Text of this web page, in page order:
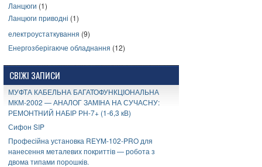
Ланцюги (1)
Ланцюги приводні (1)
електроустаткування (9)
Енергозберігаюче обладнання (12)
СВІЖІ ЗАПИСИ
МУФТА КАБЕЛЬНА БАГАТОФУНКЦІОНАЛЬНА
МКМ-2002 — АНАЛОГ ЗАМІНА НА СУЧАСНУ:
РЕМОНТНИЙ НАБІР РН-7+ (1-6,3 кВ)
Сифон SIP
Професійна установка REYM-102-PRO для
нанесення металевих покриттів — робота з
двома типами порошків.